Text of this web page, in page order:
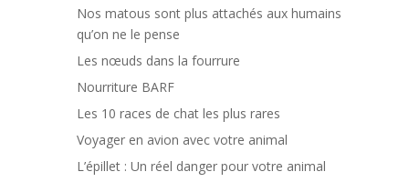
Nos matous sont plus attachés aux humains
qu’on ne le pense
Les nœuds dans la fourrure
Nourriture BARF
Les 10 races de chat les plus rares
Voyager en avion avec votre animal
L’épillet : Un réel danger pour votre animal